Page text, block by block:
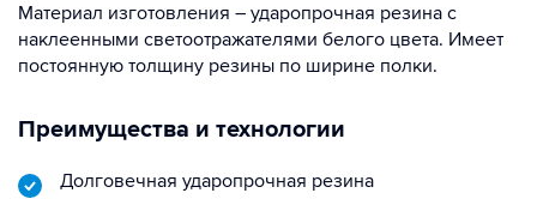
Материал изготовления – ударопрочная резина с
наклеенными светоотражателями белого цвета. Имеет
постоянную толщину резины по ширине полки.
Преимущества и технологии
Долговечная ударопрочная резина